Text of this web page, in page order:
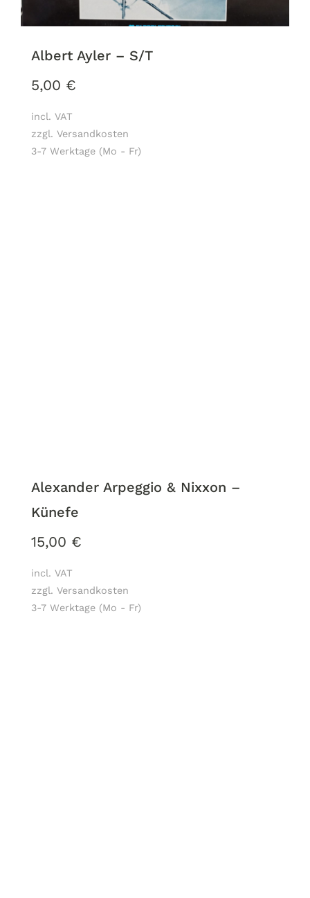
Albert Ayler – S/T
5,00 €
incl. VAT
zzgl. Versandkosten
3-7 Werktage (Mo - Fr)
Alexander Arpeggio & Nixxon –
Künefe
15,00 €
incl. VAT
zzgl. Versandkosten
3-7 Werktage (Mo - Fr)